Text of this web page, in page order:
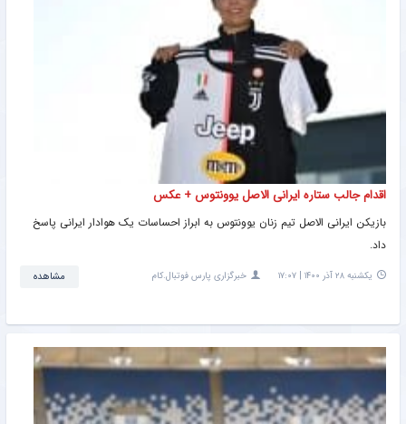
اقدام جالب ستاره ایرانی الاصل یوونتوس + عکس
بازیکن ایرانی الاصل تیم زنان یوونتوس به ابراز احساسات یک هوادار ایرانی پاسخ
داد.
یکشنبه ۲۸ آذر ۱۴۰۰ | ۱۷:۰۷ خبرگزاری پارس فوتبال.کام مشاهده